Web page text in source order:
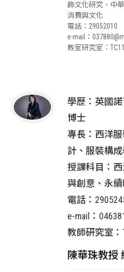
飾文化研究、中
消費與文化
電話： 29052010
e-mail：
教室研究室：
學歷：英國
博士
專長：西洋
計、服裝構成
授課科目：
與創意、永續
電話：
e-mail：
教師研究室：
陳華珠教授